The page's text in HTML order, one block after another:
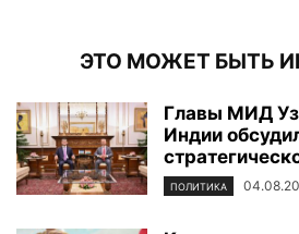
ЭТО МОЖЕТ БЫТЬ
Главы МИД
Индии
ПОЛИТИКА